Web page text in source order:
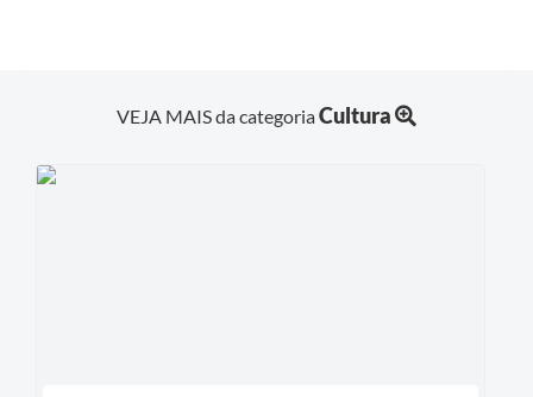
VEJA MAIS da categoriaCultura